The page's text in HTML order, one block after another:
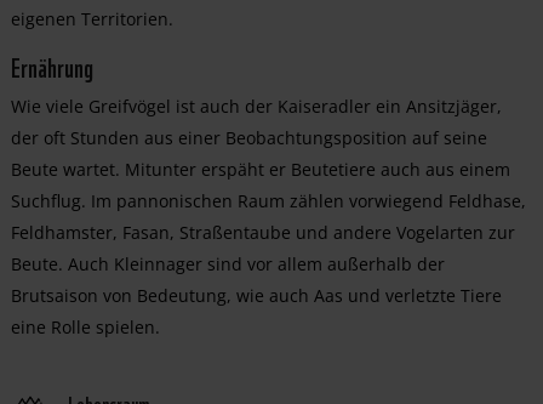
eigenen Territorien.
Ernährung
Wie viele Greifvögel ist auch der Kaiseradler ein Ansitzjäger,
der oft Stunden aus einer Beobachtungsposition auf seine
Beute wartet. Mitunter erspäht er Beutetiere auch aus einem
Suchflug. Im pannonischen Raum zählen vorwiegend Feldhase,
Feldhamster, Fasan, Straßentaube und andere Vogelarten zur
Beute. Auch Kleinnager sind vor allem außerhalb der
Brutsaison von Bedeutung, wie auch Aas und verletzte Tiere
eine Rolle spielen.